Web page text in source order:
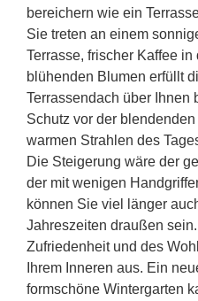
bereichern wie ein
Sie treten an einem
Terrasse, frischer Kaffee
blühenden Blumen erfüllt
Terrassendach über Ihnen
Schutz vor der
warmen Strahlen des
Die Steigerung wäre der
der mit wenigen
können Sie viel länger
Jahreszeiten draußen
Zufriedenheit und des
Ihrem Inneren aus. Ein
formschöne Wintergarten